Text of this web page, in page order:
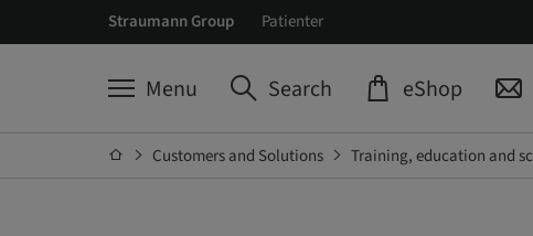
Straumann Group Patienter
Menu Search eShop
Customers and Solutions Training, education and